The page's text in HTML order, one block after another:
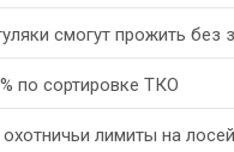
смогут прожить без
по сортировке ТКО
лимиты на